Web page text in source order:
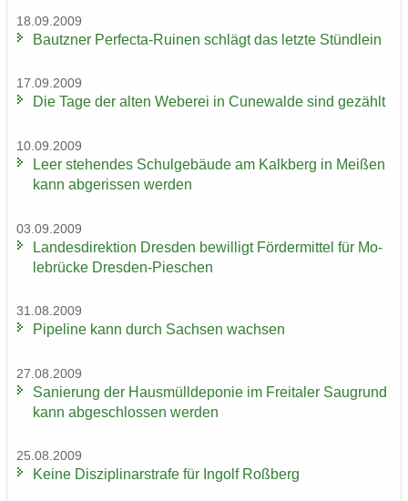
18.09.2009
Bautz­ner Perfecta-​Ruinen schlägt das letz­te Stünd­lein
17.09.2009
Die Tage der alten We­be­rei in Cu­n­e­wal­de sind ge­zählt
10.09.2009
Leer ste­hen­des Schul­ge­bäu­de am Kalk­berg in Mei­ßen
kann ab­ge­ris­sen wer­den
03.09.2009
Lan­des­di­rek­ti­on Dres­den be­wil­ligt För­der­mit­tel für Mo­
le­brü­cke Dresden-​Pieschen
31.08.2009
Pipe­line kann durch Sach­sen wach­sen
27.08.2009
Sa­nie­rung der Haus­müll­de­po­nie im Frei­ta­ler Saugrund
kann ab­ge­schlos­sen wer­den
25.08.2009
Keine Dis­zi­pli­nar­stra­fe für In­golf Roß­berg